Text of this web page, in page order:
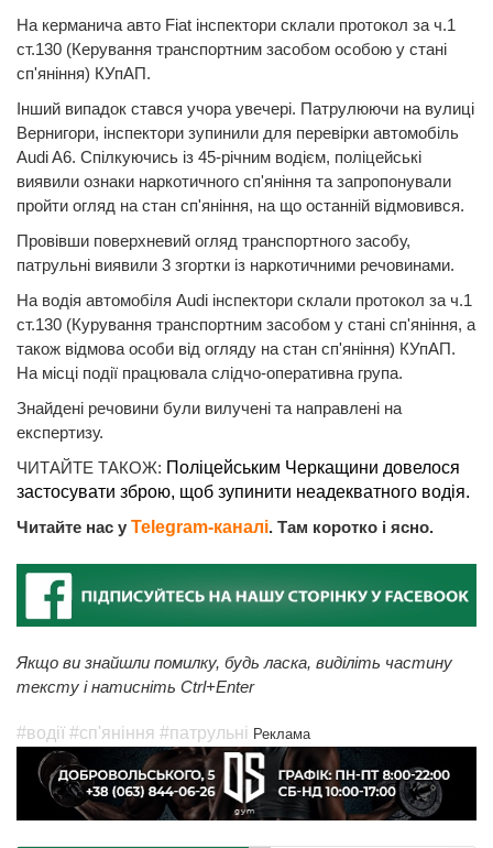
На керманича авто Fiat інспектори склали протокол за ч.1
ст.130 (Керування транспортним засобом особою у стані
сп'яніння) КУпАП.
Інший випадок стався учора увечері. Патрулюючи на вулиці
Вернигори, інспектори зупинили для перевірки автомобіль
Audi A6. Спілкуючись із 45-річним водієм, поліцейські
виявили ознаки наркотичного сп'яніння та запропонували
пройти огляд на стан сп'яніння, на що останній відмовився.
Провівши поверхневий огляд транспортного засобу,
патрульні виявили 3 згортки із наркотичними речовинами.
На водія автомобіля Audi інспектори склали протокол за ч.1
ст.130 (Курування транспортним засобом у стані сп'яніння, а
також відмова особи від огляду на стан сп'яніння) КУпАП.
На місці події працювала слідчо-оперативна група.
Знайдені речовини були вилучені та направлені на
експертизу.
ЧИТАЙТЕ ТАКОЖ: Поліцейським Черкащини довелося
застосувати зброю, щоб зупинити неадекватного водія.
Читайте нас у Telegram-каналі. Там коротко і ясно.
Якщо ви знайшли помилку, будь ласка, виділіть частину
тексту і натисніть Ctrl+Enter
#водії #сп'яніння #патрульні Реклама